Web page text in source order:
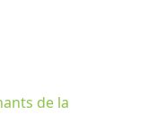
de la